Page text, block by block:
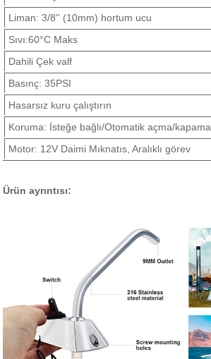
Liman: 3/8'' (10mm) hortum ucu
Sıvı:60°C Maks
Dahili Çek valf
Basınç: 35PSI
Hasarsız kuru çalıştırın
Koruma: İsteğe bağlı/Otomatik açma/kapama
Motor: 12V Daimi Mıknatıs, Aralıklı görev
Ürün ayrıntısı: